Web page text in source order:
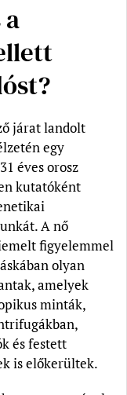
járat landolt
egy
éves orosz
kutatóként
A nő
figyelemmel
olyan
amelyek
minták,
és festett
is előkerültek.